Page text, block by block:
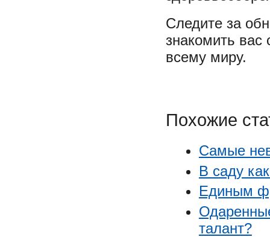
Следите за
знакомить
всему миру.
Похожие
Самые
В саду
Единым
талант?